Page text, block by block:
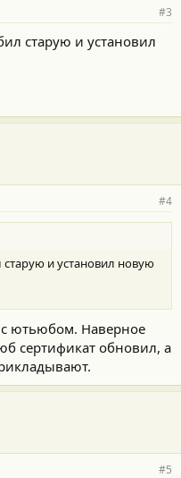
#3
старую и установил
#4
и установил новую
ютьюбом. Наверное
сертификат обновил, а
#5